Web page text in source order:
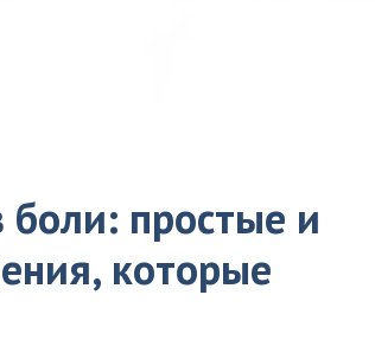
простые и
которые